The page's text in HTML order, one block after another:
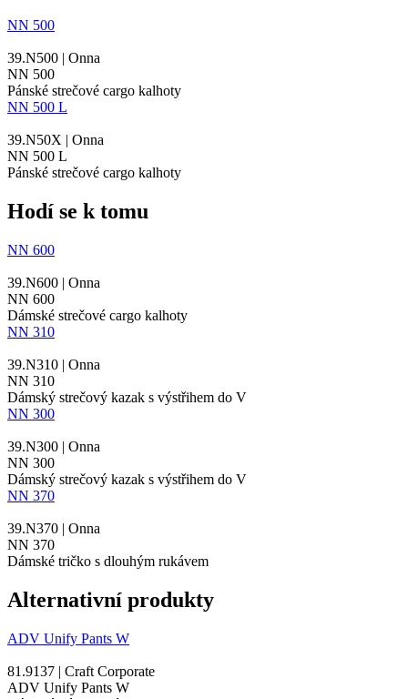
NN 500
39.N500 | Onna
NN 500
Pánské strečové cargo kalhoty
NN 500 L
39.N50X | Onna
NN 500 L
Pánské strečové cargo kalhoty
Hodí se k tomu
NN 600
39.N600 | Onna
NN 600
Dámské strečové cargo kalhoty
NN 310
39.N310 | Onna
NN 310
Dámský strečový kazak s výstřihem do V
NN 300
39.N300 | Onna
NN 300
Dámský strečový kazak s výstřihem do V
NN 370
39.N370 | Onna
NN 370
Dámské tričko s dlouhým rukávem
Alternativní produkty
ADV Unify Pants W
81.9137 | Craft Corporate
ADV Unify Pants W